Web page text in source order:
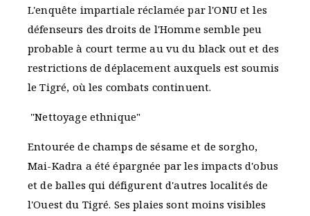
L'enquête impartiale réclamée par l'ONU et les
défenseurs des droits de l'Homme semble peu
probable à court terme au vu du black out et des
restrictions de déplacement auxquels est soumis
le Tigré, où les combats continuent.
"Nettoyage ethnique"
Entourée de champs de sésame et de sorgho,
Mai-Kadra a été épargnée par les impacts d'obus
et de balles qui défigurent d'autres localités de
l'Ouest du Tigré. Ses plaies sont moins visibles